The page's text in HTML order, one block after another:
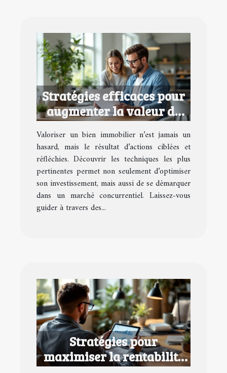
Stratégies efficaces pour
augmenter la valeur de
votre bien immobilier
Valoriser un bien immobilier n’est jamais un
hasard, mais le résultat d’actions ciblées et
réfléchies. Découvrir les techniques les plus
pertinentes permet non seulement d’optimiser
son investissement, mais aussi de se démarquer
dans un marché concurrentiel. Laissez-vous
guider à travers des...
Stratégies pour
maximiser la rentabilité